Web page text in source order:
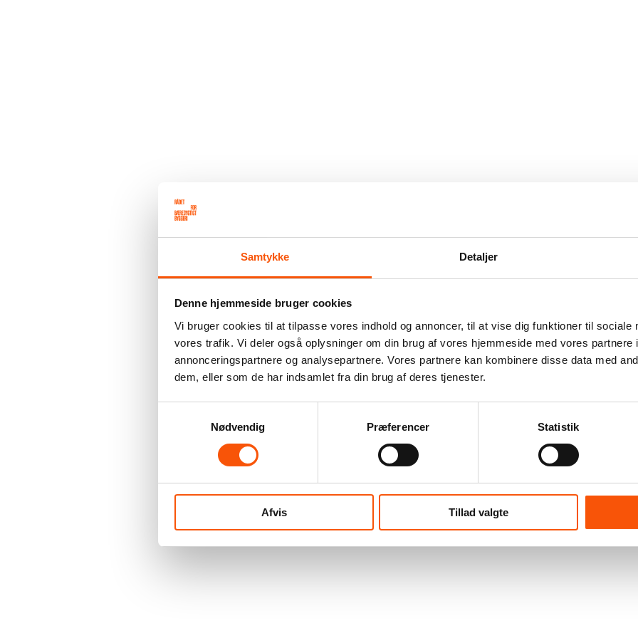
Samtykke Detaljer
Denne hjemmeside bruger cookies
Vi bruger cookies til at tilpasse vores indhold og annoncer, til at vise dig funktioner til sociale
vores trafik. Vi deler også oplysninger om din brug af vores hjemmeside med vores partnere
annonceringspartnere og analysepartnere. Vores partnere kan kombinere disse data med
dem, eller som de har indsamlet fra din brug af deres tjenester.
Nødvendig
Præferencer Statistik
Afvis Tillad valgte